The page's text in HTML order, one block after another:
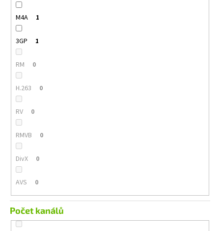
M4A 1
3GP 1
RM 0
H.263 0
RV 0
RMVB 0
DivX 0
AVS 0
Počet kanálů